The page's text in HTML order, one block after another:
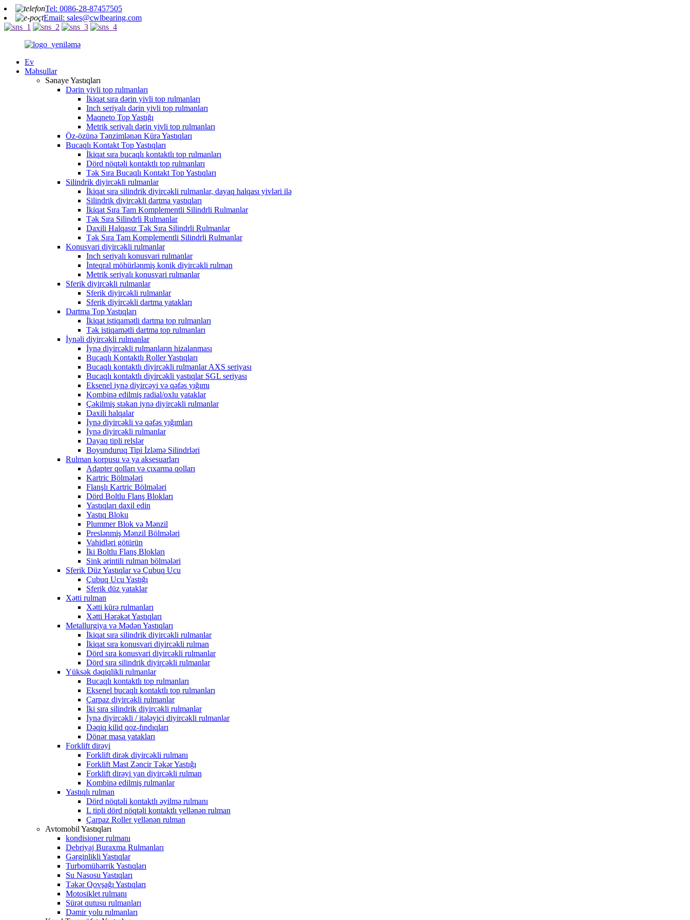
Tel: 0086-28-87457505
Email: sales@cwlbearing.com
Ev
Məhsullar
Sənaye Yastıqları
Dərin yivli top rulmanları
İkiqat sıra dərin yivli top rulmanları
Inch seriyalı dərin yivli top rulmanları
Maqneto Top Yastığı
Metrik seriyalı dərin yivli top rulmanları
Öz-özünə Tənzimlənən Kürə Yastıqları
Bucaqlı Kontakt Top Yastıqları
İkiqat sıra bucaqlı kontaktlı top rulmanları
Dörd nöqtəli kontaktlı top rulmanları
Tək Sıra Bucaqlı Kontakt Top Yastıqları
Silindrik diyircəkli rulmanlar
İkiqat sıra silindrik diyircəkli rulmanlar, dayaq halqası yivləri ilə
Silindrik diyircəkli dartma yastıqları
İkiqat Sıra Tam Komplementli Silindrli Rulmanlar
Tək Sıra Silindrli Rulmanlar
Daxili Halqasız Tək Sıra Silindrli Rulmanlar
Tək Sıra Tam Komplementli Silindrli Rulmanlar
Konusvari diyircəkli rulmanlar
Inch seriyalı konusvari rulmanlar
İnteqral möhürlənmiş konik diyircəkli rulman
Metrik seriyalı konusvari rulmanlar
Sferik diyircəkli rulmanlar
Sferik diyircəkli rulmanlar
Sferik diyircəkli dartma yatakları
Dartma Top Yastıqları
İkiqat istiqamətli dartma top rulmanları
Tək istiqamətli dartma top rulmanları
İynəli diyircəkli rulmanlar
İynə diyircəkli rulmanların hizalanması
Bucaqlı Kontaktlı Roller Yastıqları
Bucaqlı kontaktlı diyircəkli rulmanlar AXS seriyası
Bucaqlı kontaktlı diyircəkli yastıqlar SGL seriyası
Eksenel iynə diyircəyi və qəfəs yığımı
Kombinə edilmiş radial/oxlu yataklar
Çəkilmiş stəkan iynə diyircəkli rulmanlar
Daxili halqalar
İynə diyircəkli və qəfəs yığımları
İynə diyircəkli rulmanlar
Dayaq tipli relslər
Boyunduruq Tipi İzləmə Silindrləri
Rulman korpusu və ya aksesuarları
Adapter qolları və çıxarma qolları
Kartric Bölmələri
Flanşlı Kartric Bölmələri
Dörd Boltlu Flanş Blokları
Yastıqları daxil edin
Yastıq Bloku
Plummer Blok və Mənzil
Preslənmiş Mənzil Bölmələri
Vahidləri götürün
İki Boltlu Flanş Blokları
Sink ərintili rulman bölmələri
Sferik Düz Yastıqlar və Çubuq Ucu
Çubuq Ucu Yastığı
Sferik düz yataklar
Xətti rulman
Xətti kürə rulmanları
Xətti Hərəkət Yastıqları
Metallurgiya və Mədən Yastıqları
İkiqat sıra silindrik diyircəkli rulmanlar
İkiqat sıra konusvari diyircəkli rulman
Dörd sıra konusvari diyircəkli rulmanlar
Dörd sıra silindrik diyircəkli rulmanlar
Yüksək dəqiqlikli rulmanlar
Bucaqlı kontaktlı top rulmanları
Eksenel bucaqlı kontaktlı top rulmanları
Çarpaz diyircəkli rulmanlar
İki sıra silindrik diyircəkli rulmanlar
İynə diyircəkli / itələyici diyircəkli rulmanlar
Dəqiq kilid qoz-fındıqları
Dönər masa yatakları
Forklift dirəyi
Forklift dirək diyircəkli rulmanı
Forklift Mast Zəncir Təkər Yastığı
Forklift dirəyi yan diyircəkli rulman
Kombinə edilmiş rulmanlar
Yastıqlı rulman
Dörd nöqtəli kontaktlı əyilmə rulmanı
L tipli dörd nöqtəli kontaktlı yellənən rulman
Çarpaz Roller yellənən rulman
Avtomobil Yastıqları
kondisioner rulmanı
Debriyaj Buraxma Rulmanları
Gərginlikli Yastıqlar
Turbomühərrik Yastıqları
Su Nasosu Yastıqları
Təkər Qovşağı Yastıqları
Motosiklet rulmanı
Sürət qutusu rulmanları
Dəmir yolu rulmanları